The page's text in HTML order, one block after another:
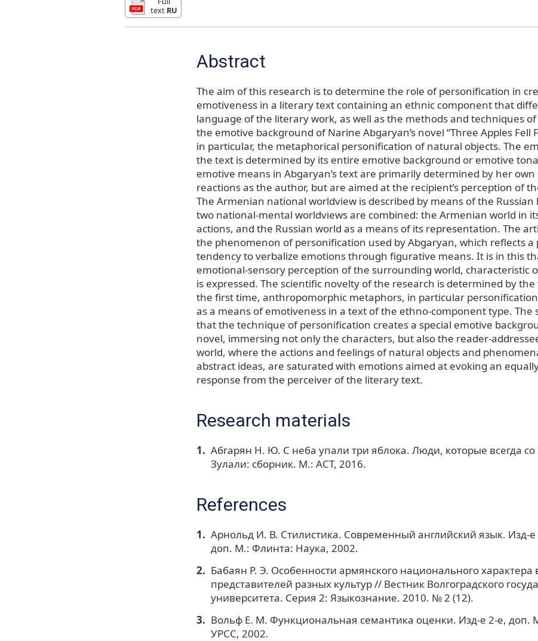
text RU
Abstract
The aim of this research is to determine the role of personification in
emotiveness in a literary text containing an ethnic component that
language of the literary work, as well as the methods and techniques
the emotive background of Narine Abgaryan’s novel “Three Apples Fell
in particular, the metaphorical personification of natural objects. The
the text is determined by its entire emotive background or emotive
emotive means in Abgaryan’s text are primarily determined by her
reactions as the author, but are aimed at the recipient’s perception of
The Armenian national worldview is described by means of the
two national-mental worldviews are combined: the Armenian world in
actions, and the Russian world as a means of its representation. The
the phenomenon of personification used by Abgaryan, which reflects a
tendency to verbalize emotions through figurative means. It is in this
emotional-sensory perception of the surrounding world, characteristic
is expressed. The scientific novelty of the research is determined by
the first time, anthropomorphic metaphors, in particular
as a means of emotiveness in a text of the ethno-component type. The
that the technique of personification creates a special emotive
novel, immersing not only the characters, but also the reader-
world, where the actions and feelings of natural objects and
abstract ideas, are saturated with emotions aimed at evoking an
response from the perceiver of the literary text.
Research materials
Абгарян Н. Ю. С неба упали три яблока. Люди, которые всегда
Зулали: сборник. М.: АСТ, 2016.
References
Арнольд И. В. Стилистика. Современный английский язык. Изд-е
доп. М.: Флинта: Наука, 2002.
Бабаян Р. Э. Особенности армянского национального характера
представителей разных культур // Вестник Волгоградского
университета. Серия 2: Языкознание. 2010. № 2 (12).
Вольф Е. М. Функциональная семантика оценки. Изд-е 2-е, доп.
УРСС, 2002.